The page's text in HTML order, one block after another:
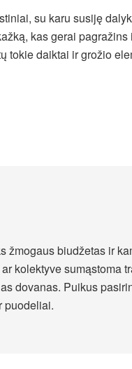
su karu susiję
kas gerai
tokie daiktai ir grožio
žmogaus biudžetas ir
kolektyve sumąstoma
dovanas. Puikus
puodeliai.